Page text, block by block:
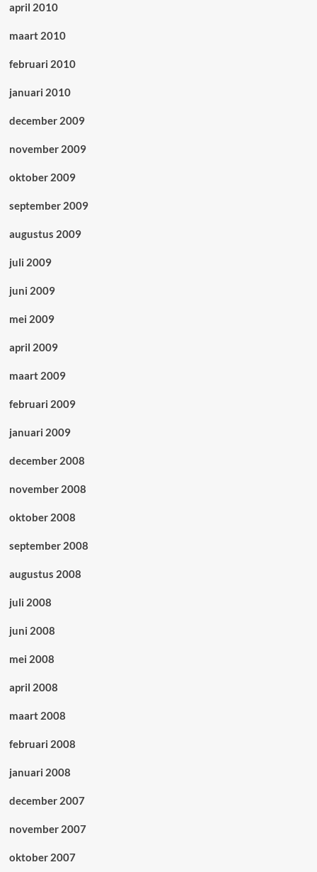
april 2010
maart 2010
februari 2010
januari 2010
december 2009
november 2009
oktober 2009
september 2009
augustus 2009
juli 2009
juni 2009
mei 2009
april 2009
maart 2009
februari 2009
januari 2009
december 2008
november 2008
oktober 2008
september 2008
augustus 2008
juli 2008
juni 2008
mei 2008
april 2008
maart 2008
februari 2008
januari 2008
december 2007
november 2007
oktober 2007